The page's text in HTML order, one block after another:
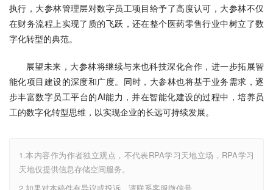
执行，大参林管理层对数字员工项目给予了高度认可，大参林不仅
在财务流程上实现了质的飞跃，还在整个医药零售行业中树立了数
字化转型的典范。
展望未来，大参林将继续与来也科技深化合作，进一步拓展智
能化项目建设的深度和广度。同时，大参林也将基于业务需求，逐
步丰富数字员工平台的AI能力，并在智能化建设的过程中，培养员
工的数字化转型思维，以实现企业的长远可持续发展。
1.本内容作为作者独立观点，不代表RPA学习天地立场，RPA学习
天地仅提供信息存储空间服务。